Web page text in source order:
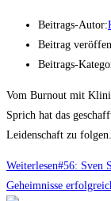
Beitrags-Autor:
Beitrag
Beitrags-
Vom Burnout mit
Sprich hat das
Leidenschaft zu
Weiterlesen#56: Sven
Geheimnisse